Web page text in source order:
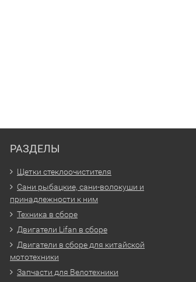
РАЗДЕЛЫ
Щетки стеклоочистителя
Сани рыбацкие, сани-волокуши и
принадлежности к ним
Техника в сборе
Двигатели Lifan в сборе
Двигатели в сборе для китайской
мототехники
Запчасти для Велотехники